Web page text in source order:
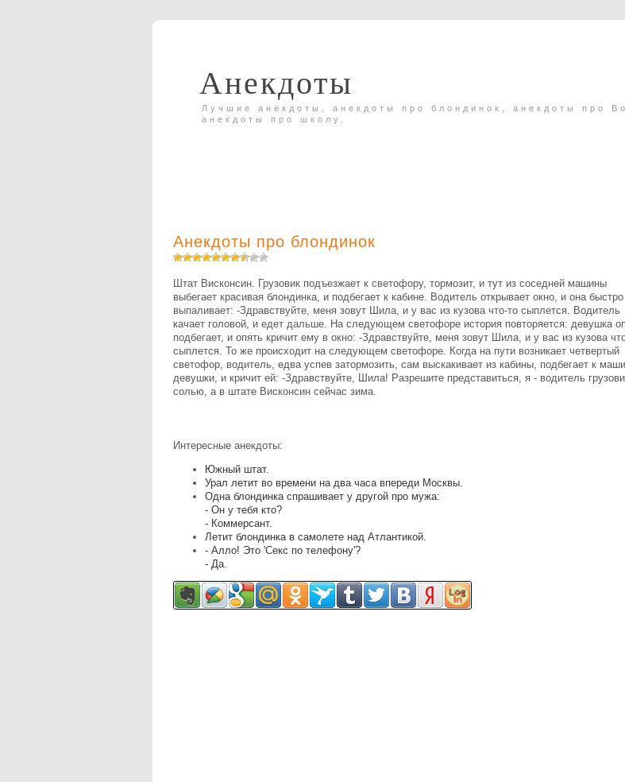
Анекдоты
Лучшие анекдоты, анекдоты про блондинок, анекдоты про
анекдоты про школу.
Анекдоты про блондинок
Штат Висконсин. Грузовик подъезжает к светофору, тормозит, и тут из соседней машины
выбегает красивая блондинка, и подбегает к кабине. Водитель открывает окно, и она быстро
выпаливает: -Здравствуйте, меня зовут Шила, и у вас из кузова что-то сыплется. Водитель
качает головой, и едет дальше. На следующем светофоре история повторяется: девушка
подбегает, и опять кричит ему в окно: -Здравствуйте, меня зовут Шила, и у вас из кузова
сыплется. То же происходит на следующем светофоре. Когда на пути возникает четвертый
светофор, водитель, едва успев затормозить, сам выскакивает из кабины, подбегает к
девушки, и кричит ей: -Здравствуйте, Шила! Разрешите представиться, я - водитель
солью, а в штате Висконсин сейчас зима.
Интересные анекдоты:
Южный штат.
Урал летит во времени на два часа впереди Москвы.
Одна блондинка спрашивает у другой про мужа:
- Он у тебя кто?
- Коммерсант.
Летит блондинка в самолете над Атлантикой.
- Алло! Это 'Секс по телефону'?
- Да.